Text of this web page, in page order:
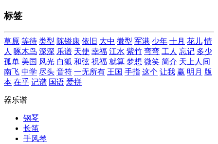
标签
草原 等待 类型 陈镒康 依旧 大中 微型 军港 少年 十月 花儿 情
人 啄木鸟 深深 乐谱 天使 幸福 江水 紫竹 弯弯 工人 忘记 多少
孤单 美国 风光 白狐 和弦 祝福 就算 梦想 微笑 简介 天上人间
南飞 中学 尽头 音符 一无所有 王国 手指 这个 让我 赢 明月 版
本 在乎 记谱 国语 爱拼
器乐谱
钢琴
长笛
手风琴